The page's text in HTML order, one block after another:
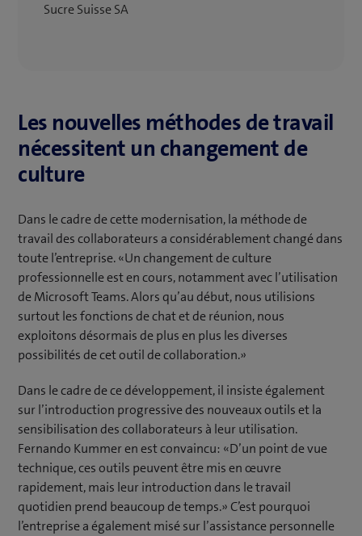
Sucre Suisse SA
Les nouvelles méthodes de travail
nécessitent un changement de
culture
Dans le cadre de cette modernisation, la méthode de
travail des collaborateurs a considérablement changé dans
toute l’entreprise. «Un changement de culture
professionnelle est en cours, notamment avec l’utilisation
de Microsoft Teams. Alors qu’au début, nous utilisions
surtout les fonctions de chat et de réunion, nous
exploitons désormais de plus en plus les diverses
possibilités de cet outil de collaboration.»
Dans le cadre de ce développement, il insiste également
sur l’introduction progressive des nouveaux outils et la
sensibilisation des collaborateurs à leur utilisation.
Fernando Kummer en est convaincu: «D’un point de vue
technique, ces outils peuvent être mis en œuvre
rapidement, mais leur introduction dans le travail
quotidien prend beaucoup de temps.» C’est pourquoi
l’entreprise a également misé sur l’assistance personnelle